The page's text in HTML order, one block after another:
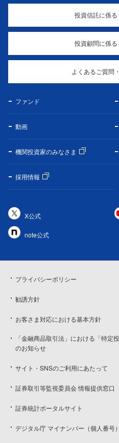
投資信託に係
投資顧問に係
よくあるご質問
ファンド
動画
機関投資家のみなさま
採用情報
X公式
note公式
プライバシーポリシー
勧誘方針
お客さま対応における基本方針
「金融商品取引法」における「特定
のお知らせ
サイト・SNSのご利用にあたって
証券取引等監視委員会 情報提供窓口
証券統計ポータルサイト
デジタル庁 マイナンバー（個人番号